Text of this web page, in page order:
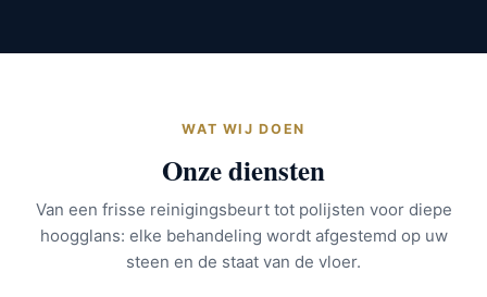
WAT WIJ DOEN
Onze diensten
Van een frisse reinigingsbeurt tot polijsten voor diepe
hoogglans: elke behandeling wordt afgestemd op uw
steen en de staat van de vloer.